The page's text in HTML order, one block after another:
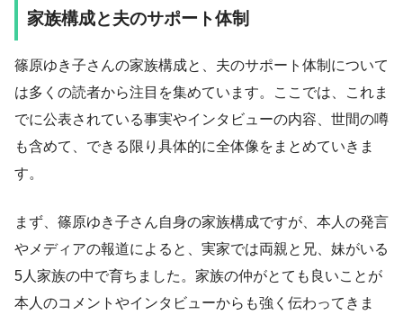
家族構成と夫のサポート体制
篠原ゆき子さんの家族構成と、夫のサポート体制について
は多くの読者から注目を集めています。ここでは、これま
でに公表されている事実やインタビューの内容、世間の噂
も含めて、できる限り具体的に全体像をまとめていきま
す。
まず、篠原ゆき子さん自身の家族構成ですが、本人の発言
やメディアの報道によると、実家では両親と兄、妹がいる
5人家族の中で育ちました。家族の仲がとても良いことが
本人のコメントやインタビューからも強く伝わってきま